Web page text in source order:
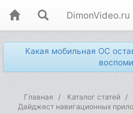
DimonVideo.ru
Какая мобильная ОС
Главная Каталог статей
Дайджест навигационных